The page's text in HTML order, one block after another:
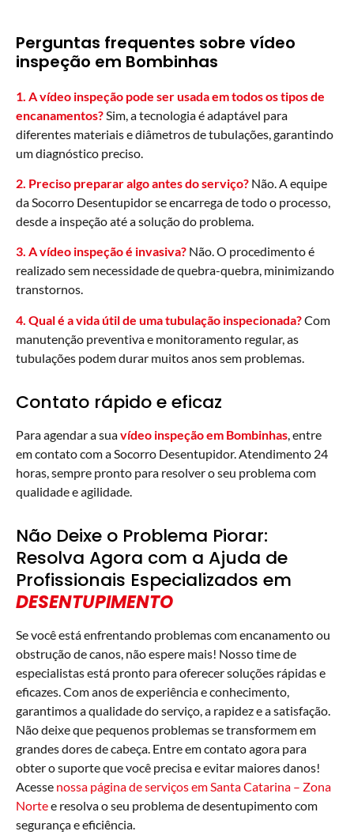
Perguntas frequentes sobre vídeo
inspeção em Bombinhas
1. A vídeo inspeção pode ser usada em todos os tipos de
encanamentos? Sim, a tecnologia é adaptável para
diferentes materiais e diâmetros de tubulações, garantindo
um diagnóstico preciso.
2. Preciso preparar algo antes do serviço? Não. A equipe
da Socorro Desentupidor se encarrega de todo o processo,
desde a inspeção até a solução do problema.
3. A vídeo inspeção é invasiva? Não. O procedimento é
realizado sem necessidade de quebra-quebra, minimizando
transtornos.
4. Qual é a vida útil de uma tubulação inspecionada?Com
manutenção preventiva e monitoramento regular, as
tubulações podem durar muitos anos sem problemas.
Contato rápido e eficaz
Para agendar a suavídeo inspeção em Bombinhas, entre
em contato com a Socorro Desentupidor. Atendimento 24
horas, sempre pronto para resolver o seu problema com
qualidade e agilidade.
Não Deixe o Problema Piorar:
Resolva Agora com a Ajuda de
Profissionais Especializados em
DESENTUPIMENTO
Se você está enfrentando problemas com encanamento ou
obstrução de canos, não espere mais! Nosso time de
especialistas está pronto para oferecer soluções rápidas e
eficazes. Com anos de experiência e conhecimento,
garantimos a qualidade do serviço, a rapidez e a satisfação.
Não deixe que pequenos problemas se transformem em
grandes dores de cabeça. Entre em contato agora para
obter o suporte que você precisa e evitar maiores danos!
Acesse nossa página de serviços em Santa Catarina – Zona
Nortee resolva o seu problema de desentupimento com
segurança e eficiência.